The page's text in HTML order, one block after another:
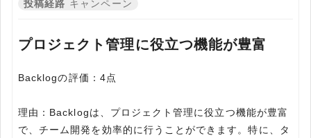
投稿経路 キャンペーン
プロジェクト管理に役立つ機能が豊富
Backlogの評価：4点
理由：Backlogは、プロジェクト管理に役立つ機能が豊富
で、チーム開発を効率的に行うことができます。特に、タ